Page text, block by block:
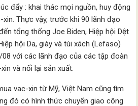
đẩy : khai thác mọi nguồn, huy động
Thực vậy, trước khi 90 lãnh đạo
tổng thống Joe Biden, Hiệp hội Dệt
hội Da, giày và túi xách (Lefaso)
với các lãnh đạo của các tập đoàn
và nối lại sản xuất.
vac-xin từ Mỹ, Việt Nam cũng tìm
đó có hình thức chuyển giao công